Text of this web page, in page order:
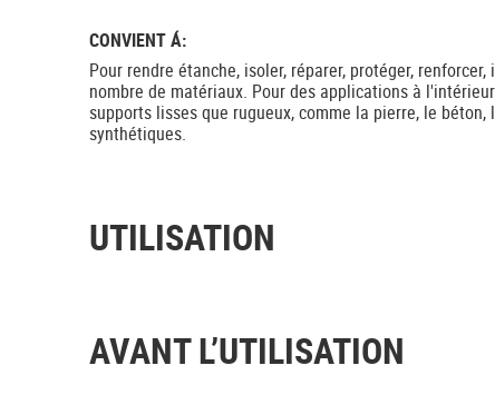
CONVIENT Á:
Pour rendre étanche, isoler, réparer, protéger,
nombre de matériaux. Pour des applications à
supports lisses que rugueux, comme la pierre, le
synthétiques.
UTILISATION
AVANT L’UTILISATION